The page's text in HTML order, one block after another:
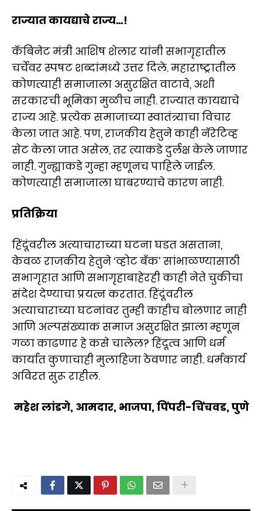
राज्यात कायद्याचे राज्य…!
कॅबिनेट मंत्री आशिष शेलार यांनी सभागृहातील
चर्चेवर स्पषट शब्दांमध्ये उत्तर दिले. महाराष्ट्रातील
कोणत्याही समाजाला असुरक्षित वाटावे, अशी
सरकारची भूमिका मुळीच नाही. राज्यात कायद्याचे
राज्य आहे. प्रत्येक समाजाच्या स्वातंत्र्याचा विचार
केला जात आहे. पण, राजकीय हेतुने काही नॅरेटिव्ह
सेट केला जात असेल, तर त्याकडे दुर्लक्ष केले जाणार
नाही. गुन्ह्याकडे गुन्हा म्हणूनच पाहिले जाईल.
कोणत्याही समाजाला घाबरण्याचे कारण नाही.
प्रतिक्रिया
हिंदूंवरील अत्याचाराच्या घटना घडत असताना,
केवळ राजकीय हेतुने ‘व्होट बँक’ सांभाळण्यासाठी
सभागृहात आणि सभागृहाबाहेरही काही नेते चुकीचा
संदेश देण्याचा प्रयत्न करतात. हिंदूंवरील
अत्याचाराच्या घटनांवर तुम्ही काहीच बोलणार नाही
आणि अल्पसंख्याक समाज असुरक्षित झाला म्हणून
गळा काढणार हे कसे चालेल? हिंदूत्व आणि धर्म
कार्यात कुणाचाही मुलाहिजा ठेवणार नाही. धर्मकार्य
अविरत सुरू राहील.
महेश लांडगे, आमदार, भाजपा, पिंपरी-चिंचवड, पुणे